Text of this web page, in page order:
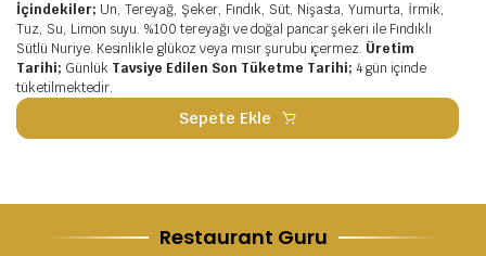
İçindekiler; Un, Tereyağ, Şeker, Fındık, Süt, Nişasta, Yumurta, İrmik,
Tuz, Su, Limon suyu. %100 tereyağı ve doğal pancar şekeri ile Fındıklı
Sütlü Nuriye. Kesinlikle glükoz veya mısır şurubu içermez. Üretim
Tarihi; Günlük Tavsiye Edilen Son Tüketme Tarihi; 4 gün içinde
tüketilmektedir.
Sepete Ekle
Restaurant Guru